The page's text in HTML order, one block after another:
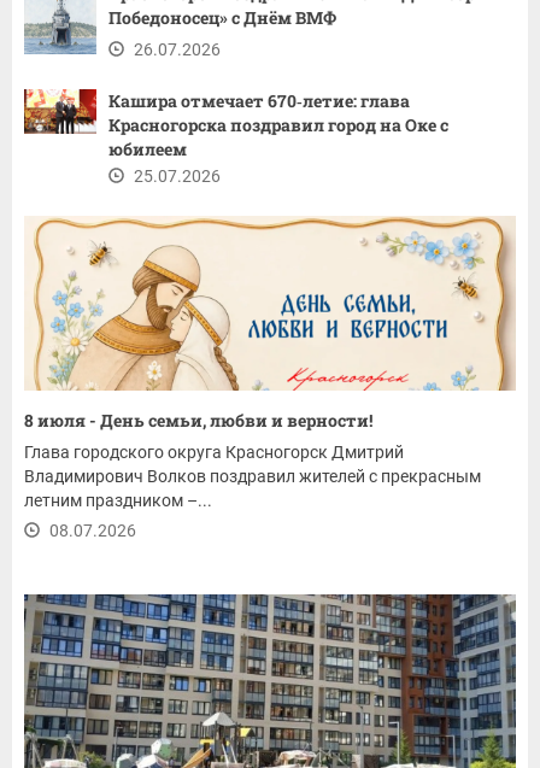
Победоносец» с Днём ВМФ
26.07.2026
Кашира отмечает 670‑летие: глава
Красногорска поздравил город на Оке с
юбилеем
25.07.2026
8 июля - День семьи, любви и верности!
Глава городского округа Красногорск Дмитрий
Владимирович Волков поздравил жителей с прекрасным
летним праздником –...
08.07.2026